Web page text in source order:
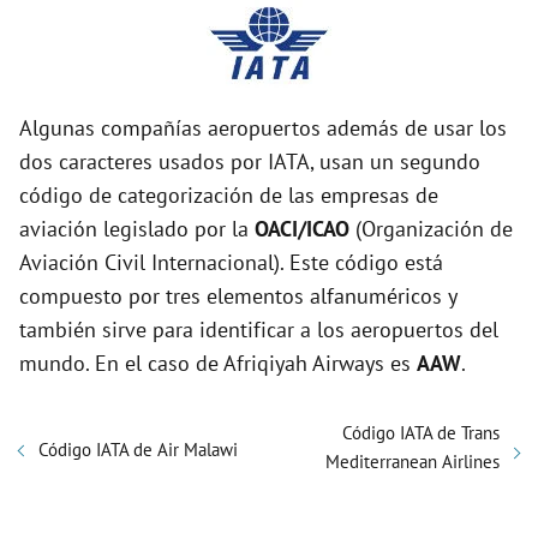
Algunas compañías aeropuertos además de usar los
dos caracteres usados por IATA, usan un segundo
código de categorización de las empresas de
aviación legislado por la OACI/ICAO (Organización de
Aviación Civil Internacional). Este código está
compuesto por tres elementos alfanuméricos y
también sirve para identificar a los aeropuertos del
mundo. En el caso de Afriqiyah Airways es AAW.
Código IATA de Air Malawi
Código IATA de Trans
Mediterranean Airlines